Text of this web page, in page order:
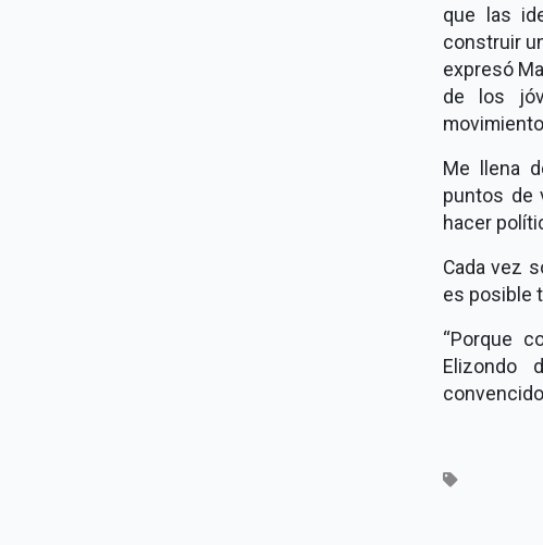
que las
construir
expresó
de los
Me llena
puntos de
hacer
Cada vez
es posible
“Porque
Elizondo